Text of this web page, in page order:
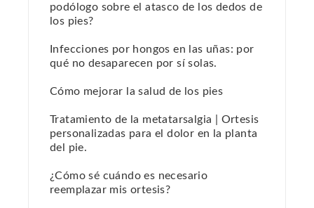
podólogo sobre el atasco de los dedos de
los pies?
Infecciones por hongos en las uñas: por
qué no desaparecen por sí solas.
Cómo mejorar la salud de los pies
Tratamiento de la metatarsalgia | Ortesis
personalizadas para el dolor en la planta
del pie.
¿Cómo sé cuándo es necesario
reemplazar mis ortesis?